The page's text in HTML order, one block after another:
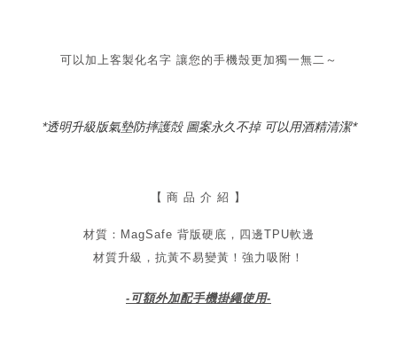
可以加上客製化名字 讓您的手機殼更加獨一無二～
*透明升級版氣墊防摔護殻 圖案永久不掉 可以用酒精清潔*
【 商 品 介 紹 】
材質：MagSafe 背版硬底，四邊TPU軟邊
材質升級，抗黃不易變黃！ 強力吸附！
-可額外加配手機掛繩使用-